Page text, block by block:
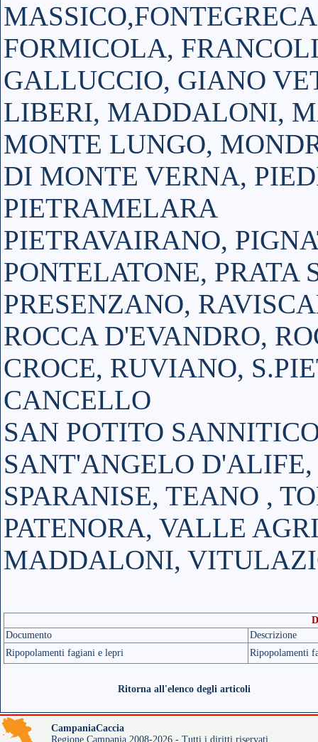
MASSICO,FONTEGRECA
FORMICOLA,
GALLUCCIO, GIANO
LIBERI, MADDALONI,
MONTE LUNGO,
DI MONTE VERNA,
PIETRAMELARA
PIETRAVAIRANO,
PONTELATONE, PRATA
PRESENZANO,
ROCCA D'EVANDRO,
CROCE, RUVIANO,
CANCELLO
SAN POTITO
SANT'ANGELO
SPARANISE, TEANO ,
PATENORA, VALLE
MADDALONI,
Documento
Descrizione
Ripopolamenti fagiani e lepri
Ripopolamenti
Ritorna all'elenco degli articoli
CampaniaCaccia
Regione Campania 2008-2026 - Tutti i diritti riservati